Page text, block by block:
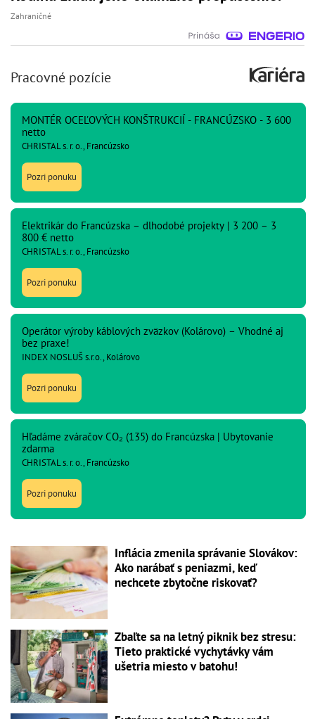
Zahraničné
Pracovné pozície
MONTÉR OCEĽOVÝCH KONŠTRUKCIÍ - FRANCÚZSKO - 3 600
netto
CHRISTAL s. r. o., Francúzsko
Pozri ponuku
Elektrikár do Francúzska – dlhodobé projekty | 3 200 – 3
800 € netto
CHRISTAL s. r. o., Francúzsko
Pozri ponuku
Operátor výroby káblových zväzkov (Kolárovo) – Vhodné aj
bez praxe!
INDEX NOSLUŠ s.r.o., Kolárovo
Pozri ponuku
Hľadáme zváračov CO₂ (135) do Francúzska | Ubytovanie
zdarma
CHRISTAL s. r. o., Francúzsko
Pozri ponuku
Inflácia zmenila správanie Slovákov:
Ako narábať s peniazmi, keď
nechcete zbytočne riskovať?
Zbaľte sa na letný piknik bez stresu:
Tieto praktické vychytávky vám
ušetria miesto v batohu!